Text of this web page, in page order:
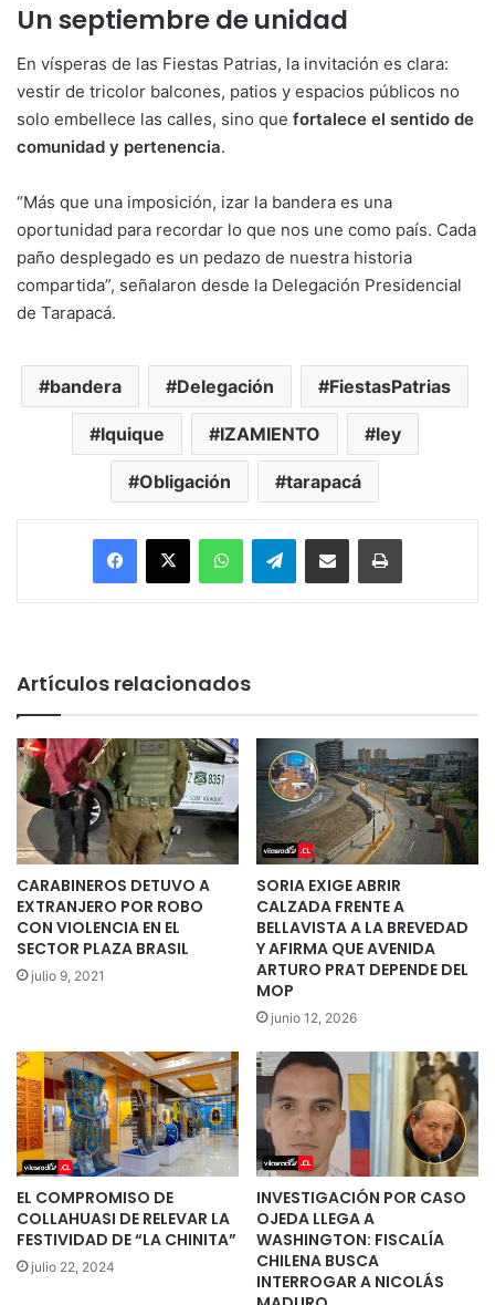
Un septiembre de unidad
En vísperas de las Fiestas Patrias, la invitación es clara:
vestir de tricolor balcones, patios y espacios públicos no
solo embellece las calles, sino que fortalece el sentido de
comunidad y pertenencia.
“Más que una imposición, izar la bandera es una
oportunidad para recordar lo que nos une como país. Cada
paño desplegado es un pedazo de nuestra historia
compartida”, señalaron desde la Delegación Presidencial
de Tarapacá.
bandera Delegación FiestasPatrias
Iquique IZAMIENTO ley
Obligación tarapacá
Facebook
X WhatsAppTelegramEnviar vía email Imprimir
Artículos relacionados
CARABINEROS DETUVO A
EXTRANJERO POR ROBO
CON VIOLENCIA EN EL
SECTOR PLAZA BRASIL
julio 9, 2021
SORIA EXIGE ABRIR
CALZADA FRENTE A
BELLAVISTA A LA BREVEDAD
Y AFIRMA QUE AVENIDA
ARTURO PRAT DEPENDE DEL
MOP
junio 12, 2026
EL COMPROMISO DE
COLLAHUASI DE RELEVAR LA
FESTIVIDAD DE “LA CHINITA”
julio 22, 2024
INVESTIGACIÓN POR CASO
OJEDA LLEGA A
WASHINGTON: FISCALÍA
CHILENA BUSCA
INTERROGAR A NICOLÁS